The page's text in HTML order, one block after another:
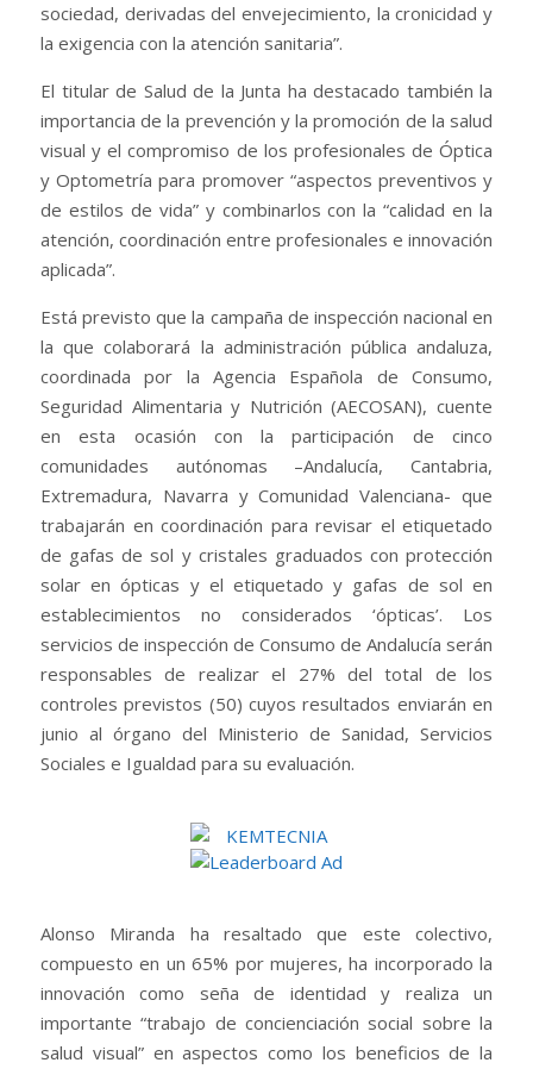
sociedad, derivadas del envejecimiento, la cronicidad y
la exigencia con la atención sanitaria”.
El titular de Salud de la Junta ha destacado también la
importancia de la prevención y la promoción de la salud
visual y el compromiso de los profesionales de Óptica
y Optometría para promover “aspectos preventivos y
de estilos de vida” y combinarlos con la “calidad en la
atención, coordinación entre profesionales e innovación
aplicada”.
Está previsto que la campaña de inspección nacional en
la que colaborará la administración pública andaluza,
coordinada por la Agencia Española de Consumo,
Seguridad Alimentaria y Nutrición (AECOSAN), cuente
en esta ocasión con la participación de cinco
comunidades autónomas –Andalucía, Cantabria,
Extremadura, Navarra y Comunidad Valenciana- que
trabajarán en coordinación para revisar el etiquetado
de gafas de sol y cristales graduados con protección
solar en ópticas y el etiquetado y gafas de sol en
establecimientos no considerados ‘ópticas’. Los
servicios de inspección de Consumo de Andalucía serán
responsables de realizar el 27% del total de los
controles previstos (50) cuyos resultados enviarán en
junio al órgano del Ministerio de Sanidad, Servicios
Sociales e Igualdad para su evaluación.
Alonso Miranda ha resaltado que este colectivo,
compuesto en un 65% por mujeres, ha incorporado la
innovación como seña de identidad y realiza un
importante “trabajo de concienciación social sobre la
salud visual” en aspectos como los beneficios de la